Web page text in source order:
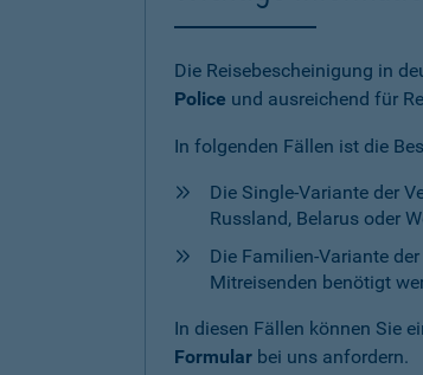
Die Reisebescheinigung in
Police und ausreichend für
In folgenden Fällen ist die
Die Single-Variante der
Russland, Belarus oder
Die Familien-Variante
Mitreisenden benötigt
In diesen Fällen können Sie
Formular bei uns anfordern.